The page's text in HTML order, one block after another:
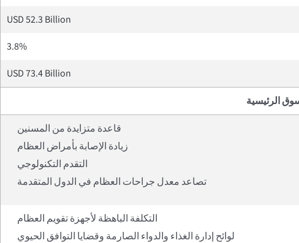
USD 52.3 Billion
3.8%
USD 73.4 Billion
الرئيسية
قاعدة متزايدة من المسنين
زيادة الإصابة بأمراض العظام
التقدم التكنولوجي
تصاعد معدل جراحات العظام في الدول المتقدمة
التكلفة الباهظة لأجهزة تقويم العظام
لوائح إدارة الغذاء والدواء الصارمة وقضايا التوافق الحيوي